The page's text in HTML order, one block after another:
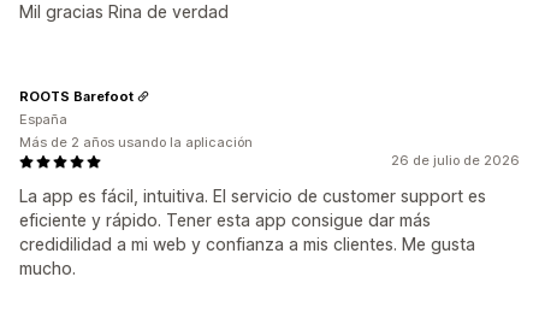
Mil gracias Rina de verdad
26 de julio de 2026
La app es fácil, intuitiva. El servicio de customer support es
eficiente y rápido. Tener esta app consigue dar más
credidilidad a mi web y confianza a mis clientes. Me gusta
mucho.
ROOTS Barefoot
España
Más de 2 años usando la aplicación